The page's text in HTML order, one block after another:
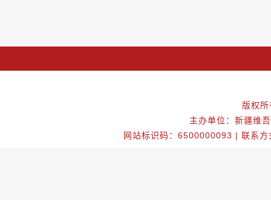
版权
主办单位：新疆维
网站标识码：6500000093 | 联系